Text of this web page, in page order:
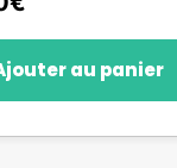
au panier